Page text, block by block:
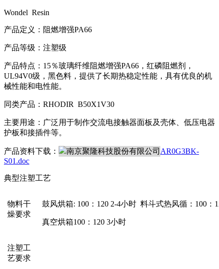
Wondel Resin
产品定义：阻燃增强PA66
产品等级：注塑级
产品特点：15％玻璃纤维阻燃增强PA66，红磷阻燃剂，
UL94V0级，黑色料，提供了长期热稳定性能，具有优良的机
械性能和电性能。
同类产品：RHODIR B50X1V30
主要用途：广泛用于制作交流电接触器面板及壳体、低压电器
护板和接插件等。
产品资料下载：
AR0G3BK-
S01.doc
典型注塑工艺
物料干
燥要求
鼓风烘箱: 100：120 2-4小时 料斗式热风循：100：
真空烘箱100：120 3小时
注塑工
艺要求